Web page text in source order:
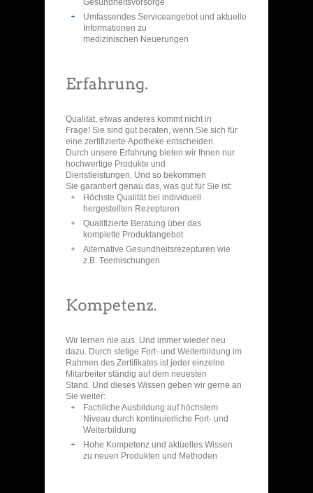
Gesundheitsvorsorge
Umfassendes Serviceangebot und aktuelle
Informationen zu
medizinischen Neuerungen
Qualität, etwas anderes kommt nicht in
Frage! Sie sind gut beraten, wenn Sie sich für
eine zertifizierte Apotheke entscheiden.
Durch unsere Erfahrung bieten wir Ihnen nur
hochwertige Produkte und
Dienstleistungen. Und so bekommen
Sie garantiert genau das, was gut für Sie ist:
Höchste Qualität bei individuell
hergestellten Rezepturen
Qualifizierte Beratung über das
komplette Produktangebot
Alternative Gesundheitsrezepturen wie
z.B. Teemischungen
Wir lernen nie aus. Und immer wieder neu
dazu. Durch stetige Fort- und Weiterbildung im
Rahmen des Zertifikates ist jeder einzelne
Mitarbeiter ständig auf dem neuesten
Stand. Und dieses Wissen geben wir gerne an
Sie weiter:
Fachliche Ausbildung auf höchstem
Niveau durch kontinuierliche Fort- und
Weiterbildung
Hohe Kompetenz und aktuelles Wissen
zu neuen Produkten und Methoden